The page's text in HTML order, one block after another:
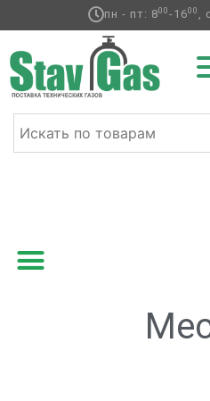
пн - пт: 800-1600 ,